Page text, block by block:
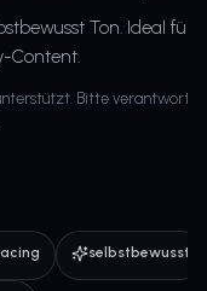
Ton. Ideal für
Content.
Bitte
selbstbewusst